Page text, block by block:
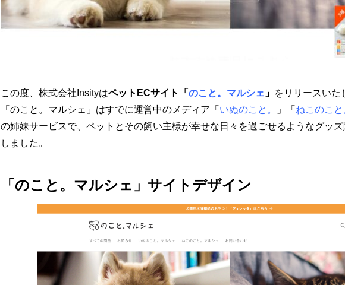
この度、株式会社InsityはペットECサイト 「 のこと。マルシェ 」 をリリースいた
「のこと。マルシェ」はすでに運営中のメディア「 いぬのこと。 」「 ねこのこと
の姉妹サービスで、ペットとその飼い主様が幸せな日々を過ごせるようなグッ
しました。
「のこと。マルシェ」サイトデザイン